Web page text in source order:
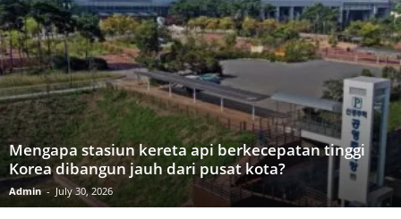
Mengapa stasiun kereta api berkecepatan tinggi
Korea dibangun jauh dari pusat kota?
Admin - July 30, 2026